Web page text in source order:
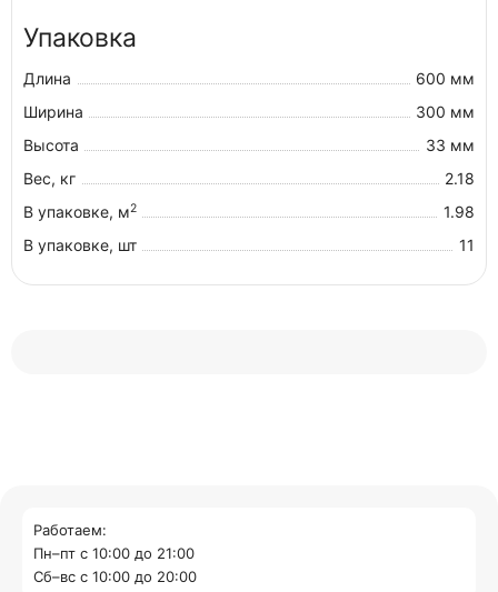
Упаковка
Длина
600 мм
Ширина
300 мм
Высота
33 мм
Вес, кг
2.18
В упаковке, м2
1.98
В упаковке, шт
11
Работаем:
Пн–пт с 10:00 до 21:00
Cб–вс с 10:00 до 20:00